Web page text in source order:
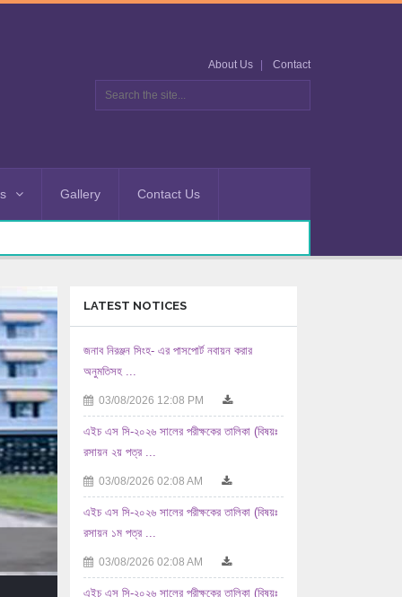
About Us Contact
Gallery Contact Us
LATEST NOTICES
জনাব নিরঞ্জন সিংহ- এর পাসপোর্ট নবায়ন করার
অনুমতিসহ ...
03/08/2026 12:08 PM
এইচ এস সি-২০২৬ সালের পরীক্ষকের তালিকা (বিষয়ঃ
রসায়ন ২য় পত্র ...
03/08/2026 02:08 AM
এইচ এস সি-২০২৬ সালের পরীক্ষকের তালিকা (বিষয়ঃ
রসায়ন ১ম পত্র ...
03/08/2026 02:08 AM
এইচ এস সি-২০২৬ সালের পরীক্ষকের তালিকা (বিষয়ঃ